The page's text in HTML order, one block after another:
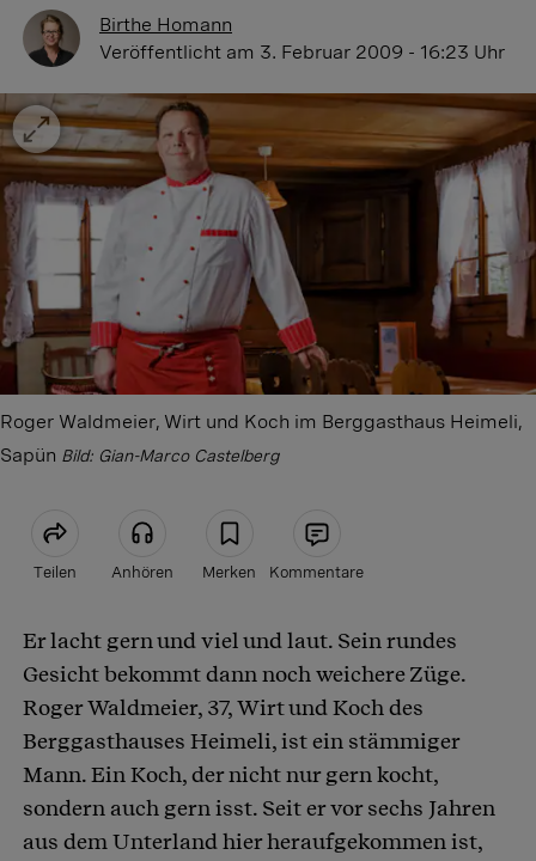
Birthe Homann
Veröffentlicht am 3. Februar 2009 - 16:23 Uhr
Roger Waldmeier, Wirt und Koch im Berggasthaus Heimeli,
Sapün Bild: Gian-Marco Castelberg
Teilen Anhören Merken Kommentare
Artikel teilen
Er lacht gern und viel und laut. Sein rundes
Gesicht bekommt dann noch weichere Züge.
Roger Waldmeier, 37, Wirt und Koch des
Berggasthauses Heimeli, ist ein stämmiger
Mann. Ein Koch, der nicht nur gern kocht,
sondern auch gern isst. Seit er vor sechs Jahren
aus dem Unterland hier heraufgekommen ist,